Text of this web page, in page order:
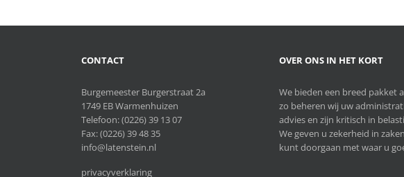
CONTACT
Burgemeester Burgerstraat 2a
1749 EB Warmenhuizen
Telefoon:(0226) 39 13 07
Fax: (0226) 39 48 35
info@latenstein.nl
privacyverklaring
OVER ONS IN HET KORT
We bieden een breed pakket
zo beheren wij uw
advies en zijn kritisch in
We geven u zekerheid in
kunt doorgaan met waar u